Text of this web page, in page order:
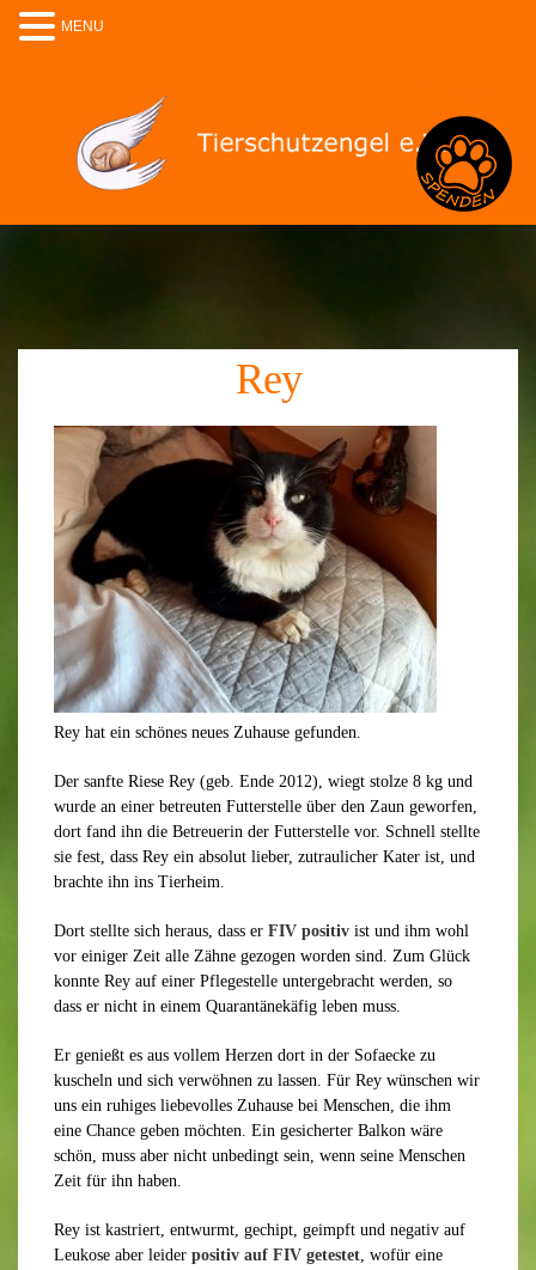
Rey
Rey hat ein schönes neues Zuhause gefunden.
Der sanfte Riese Rey (geb. Ende 2012), wiegt stolze 8 kg und
wurde an einer betreuten Futterstelle über den Zaun geworfen,
dort fand ihn die Betreuerin der Futterstelle vor. Schnell stellte
sie fest, dass Rey ein absolut lieber, zutraulicher Kater ist, und
brachte ihn ins Tierheim.
Dort stellte sich heraus, dass er FIV positiv ist und ihm wohl
vor einiger Zeit alle Zähne gezogen worden sind. Zum Glück
konnte Rey auf einer Pflegestelle untergebracht werden, so
dass er nicht in einem Quarantänekäfig leben muss.
Er genießt es aus vollem Herzen dort in der Sofaecke zu
kuscheln und sich verwöhnen zu lassen. Für Rey wünschen wir
uns ein ruhiges liebevolles Zuhause bei Menschen, die ihm
eine Chance geben möchten. Ein gesicherter Balkon wäre
schön, muss aber nicht unbedingt sein, wenn seine Menschen
Zeit für ihn haben.
Rey ist kastriert, entwurmt, gechipt, geimpft und negativ auf
Leukose aber leider positiv auf FIV getestet, wofür eine
MENU